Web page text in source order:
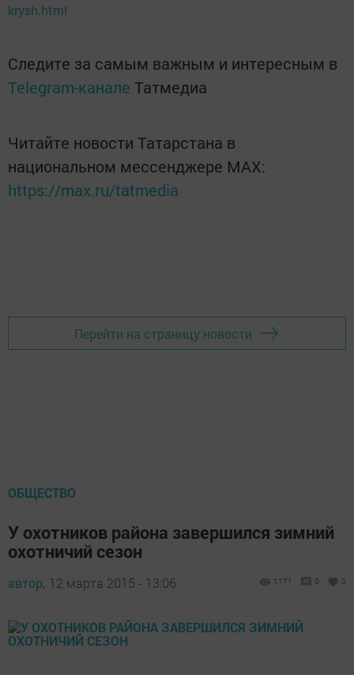
krysh.html
Следите за самым важным и интересным в
Telegram-канале Татмедиа
Читайте новости Татарстана в
национальном мессенджере MАХ:
https://max.ru/tatmedia
Перейти на страницу новости
ОБЩЕСТВО
У охотников района завершился зимний
охотничий сезон
автор, 12 марта 2015 - 13:06 1171 0 0